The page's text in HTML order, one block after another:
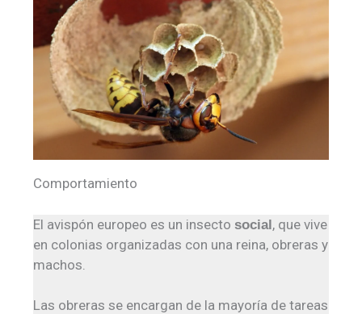
Comportamiento
El avispón europeo es un insecto social, que vive
en colonias organizadas con una reina, obreras y
machos.
Las obreras se encargan de la mayoría de tareas